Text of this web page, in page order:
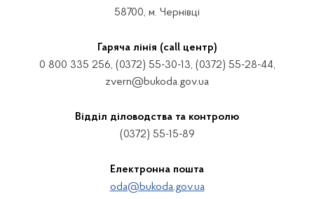
58700, м. Чернівці
Гаряча лінія (call центр)
0 800 335 256, (0372) 55-30-13, (0372) 55-28-44,
zvern@bukoda.gov.ua
Відділ діловодства та контролю
(0372) 55-15-89
Електронна пошта
oda@bukoda.gov.ua